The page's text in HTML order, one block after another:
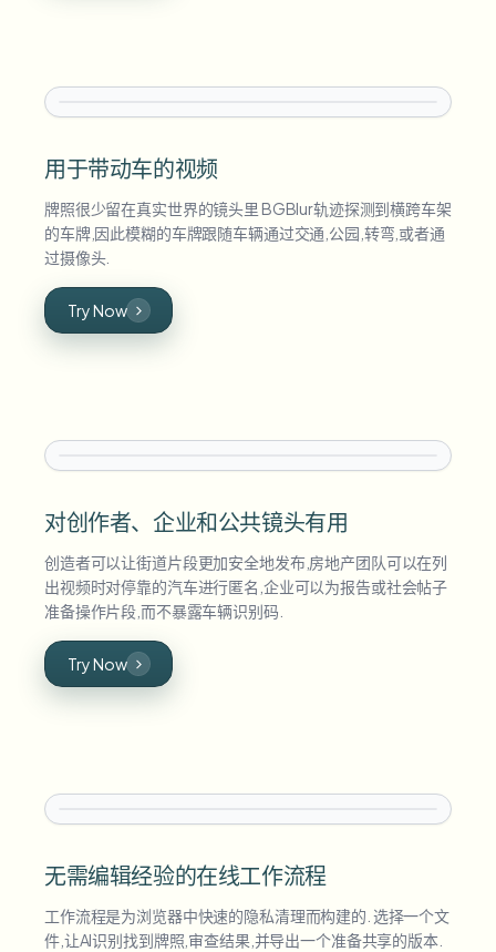
用于带动车的视频
牌照很少留在真实世界的镜头里 BGBlur轨迹探测到横跨车架
的车牌,因此模糊的车牌跟随车辆通过交通,公园,转弯,或者通
过摄像头.
Try Now
对创作者、企业和公共镜头有用
创造者可以让街道片段更加安全地发布,房地产团队可以在列
出视频时对停靠的汽车进行匿名,企业可以为报告或社会帖子
准备操作片段,而不暴露车辆识别码.
Try Now
无需编辑经验的在线工作流程
工作流程是为浏览器中快速的隐私清理而构建的. 选择一个文
件,让AI识别找到牌照,审查结果,并导出一个准备共享的版本.